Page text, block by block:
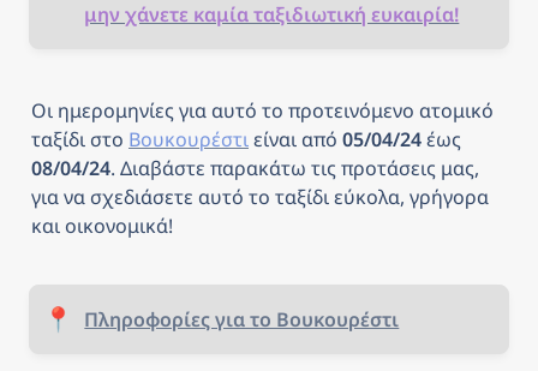
μην χάνετε καμία ταξιδιωτική ευκαιρία!
Οι ημερομηνίες για αυτό το προτεινόμενο ατομικό
ταξίδι στο Βουκουρέστιείναι από 05/04/24 έως
08/04/24. Διαβάστε παρακάτω τις προτάσεις μας,
για να σχεδιάσετε αυτό το ταξίδι εύκολα, γρήγορα
και οικονομικά!
📍 Πληροφορίες για το Βουκουρέστι